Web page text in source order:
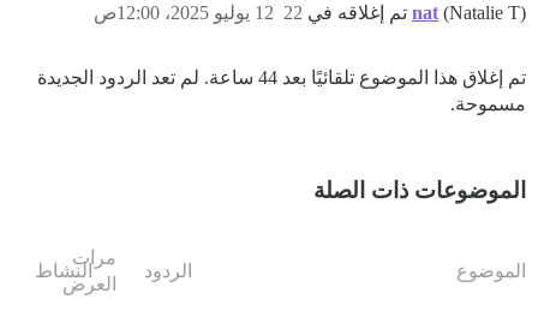
nat (Natalie T) تم إغلاقه في 12 يوليو 2025، 12:00ص 22
تم إغلاق هذا الموضوع تلقائيًا بعد 44 ساعة. لم تعد الردود الجديدة
مسموحة.
الموضوعات ذات الصلة
الموضوع الردود
مرات
العرض
النشاط